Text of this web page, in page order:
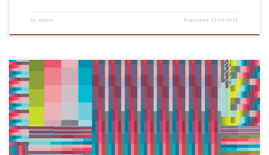
by admin Published 23/03/2025
A agência nacional Ciência Viva lançou no Dia Internacional das Mulheres a quinta edição do
livro “Mulheres na Ciência”, que inclui mais 107 rostos da investigação no feminino. Dez
dos rostos são da Universidade do Minho, provenientes das Escolas de Ciências,
Engenharia, Medicina, Psicologia e do Instituto de Ciências Sociais. […]